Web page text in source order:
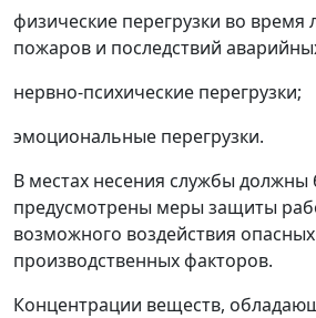
физические перегрузки во время
пожаров и последствий
нервно-психические перегрузки;
эмоциональные перегрузки.
В местах несения службы должны
предусмотрены меры защиты
возможного воздействия
производственных факторов.
Концентрации веществ,